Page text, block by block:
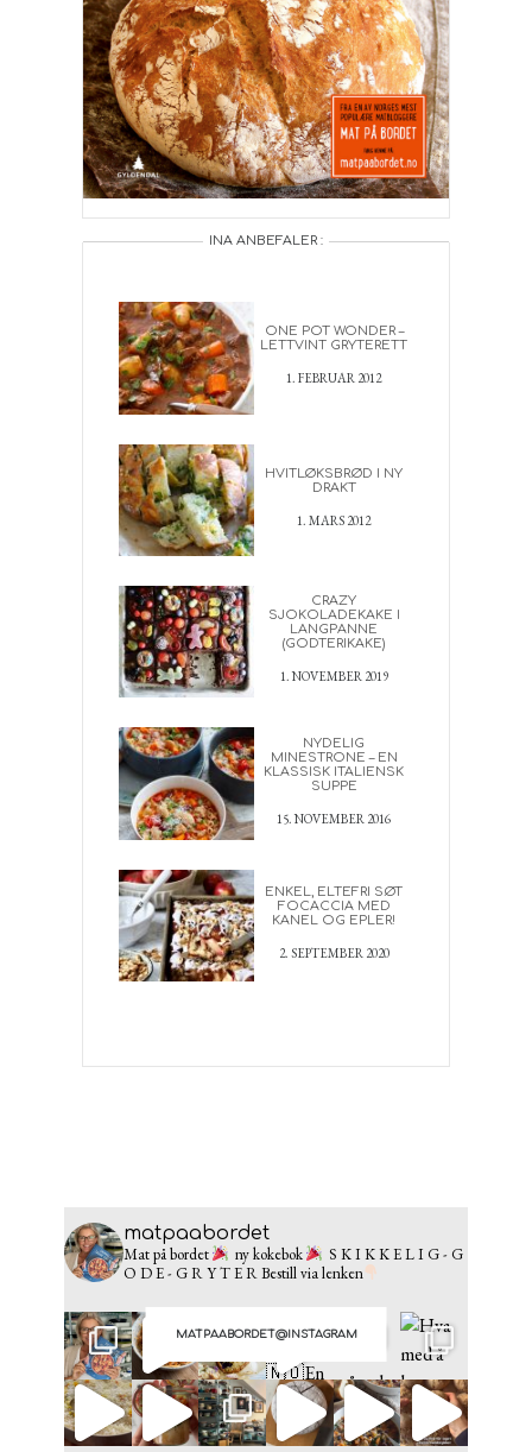
INA ANBEFALER :
ONE POT WONDER –
LETTVINT GRYTERETT
1. FEBRUAR 2012
HVITLØKSBRØD I NY
DRAKT
1. MARS 2012
CRAZY
SJOKOLADEKAKE I
LANGPANNE
(GODTERIKAKE)
1. NOVEMBER 2019
NYDELIG
MINESTRONE – EN
KLASSISK ITALIENSK
SUPPE
15. NOVEMBER 2016
ENKEL, ELTEFRI SØT
FOCACCIA MED
KANEL OG EPLER!
2. SEPTEMBER 2020
MATPAABORDET@INSTAGRAM
matpaabordet
Mat på bordet ny kokebok
S K I K K E L I G - G
O D E - G R Y T E RBestill via lenken